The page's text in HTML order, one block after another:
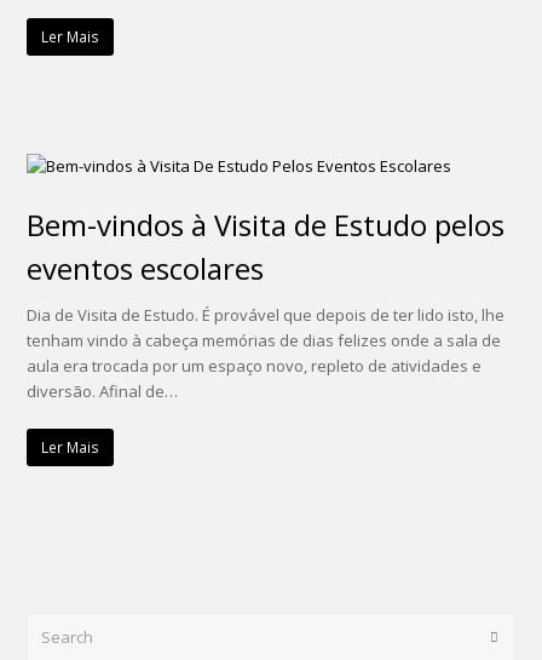
Ler Mais
Bem-vindos à Visita de Estudo pelos
eventos escolares
Dia de Visita de Estudo. É provável que depois de ter lido isto, lhe
tenham vindo à cabeça memórias de dias felizes onde a sala de
aula era trocada por um espaço novo, repleto de atividades e
diversão. Afinal de…
Ler Mais